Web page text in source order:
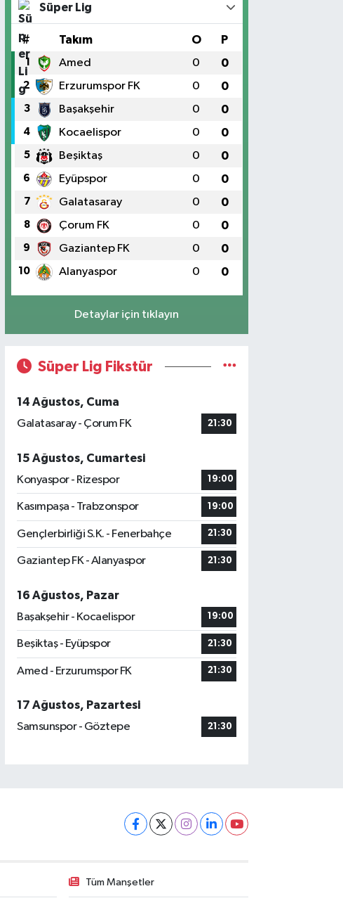
Süper Lig
# Takım O P
1 Amed 0 0
2 Erzurumspor FK 0 0
3 Başakşehir 0 0
4 Kocaelispor 0 0
5 Beşiktaş 0 0
6 Eyüpspor 0 0
7 Galatasaray 0 0
8 Çorum FK 0 0
9 Gaziantep FK 0 0
10 Alanyaspor 0 0
Detaylar için tıklayın
Süper Lig Fikstür
14 Ağustos, Cuma
Galatasaray - Çorum FK
21:30
15 Ağustos, Cumartesi
Konyaspor - Rizespor
19:00
Kasımpaşa - Trabzonspor 19:00
Gençlerbirliği S.K. - Fenerbahçe 21:30
Gaziantep FK - Alanyaspor 21:30
16 Ağustos, Pazar
Başakşehir - Kocaelispor
19:00
Beşiktaş - Eyüpspor 21:30
Amed - Erzurumspor FK 21:30
17 Ağustos, Pazartesi
Samsunspor - Göztepe
21:30
Tüm Manşetler